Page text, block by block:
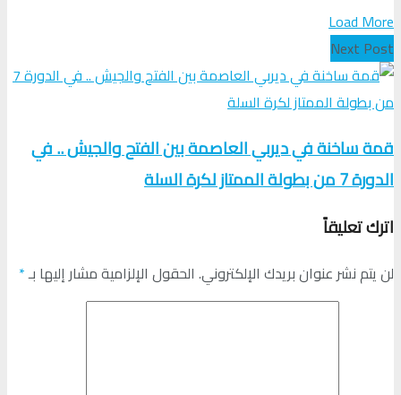
Load More
Next Post
قمة ساخنة في ديربي العاصمة بين الفتح والجيش .. في
الدورة 7 من بطولة الممتاز لكرة السلة
اترك تعليقاً
لن يتم نشر عنوان بريدك الإلكتروني. الحقول الإلزامية مشار إليها بـ*